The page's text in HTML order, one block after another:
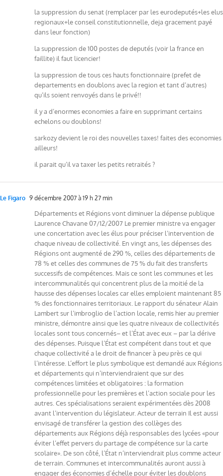
la suppression du senat (remplacer par les eurodeputés+les elus
regionaux+le conseil constitutionnelle, deja gracement payé
dans leur fonction)
la suppression de 100 postes de deputés (voir la france en
faillite) il faut licencier!
la suppression de tous ces hauts fonctionnaire (prefet de
departements en doublons avec la region et tant d’autres)
qu’ils soient renvoyés dans le privé!!
il y a d’enormes economies a faire en supprimant certains
echelons ou doublons!
sarkozy devient le roi des nouvelles taxes! faites des economies
ailleurs!
il parait qu’il va taxer les petits retraités ?
Le Figaro 9 décembre 2007 à 19 h 27 min
Départements et Régions vont diminuer la dépense publique
Laurence Chavane 07/12/2007 Le premier ministre va engager
une concertation avec les élus pour préciser l’intervention de
chaque niveau de collectivité. En vingt ans, les dépenses des
Régions ont augmenté de 290 %, celles des départements de
78 % et celles des communes de 75 % du fait des transferts
successifs de compétences. Mais ce sont les communes et les
intercommunalités qui concentrent plus de la moitié de la
hausse des dépenses locales car elles emploient maintenant 85
% des fonctionnaires territoriaux. Le rapport du sénateur Alain
Lambert sur l’imbroglio de l’action locale, remis hier au premier
ministre, démontre ainsi que les quatre niveaux de collectivités
locales sont tous concernés– et l’État avec eux – par la dérive
des dépenses. Puisque l’État est compétent dans tout et que
chaque collectivité a le droit de financer à peu près ce qui
l’intéresse. L’effort le plus symbolique est demandé aux Régions
et départements qui n’interviendraient que sur des
compétences limitées et obligatoires : la formation
professionnelle pour les premières et l’action sociale pour les
autres. Ces spécia­lisations seraient expérimentées dès 2008
avant l’intervention du législateur. Acteur de terrain Il est aussi
envisagé de transférer la gestion des collèges des
départements aux Régions déjà responsables des lycées «pour
éviter l’effet pervers du partage de compétence sur la carte
scolaire». De son côté, l’État n’interviendrait plus comme acteur
de terrain. Communes et intercommunalités auront aussi à
engager des économies d’échelle pour éviter les doublons